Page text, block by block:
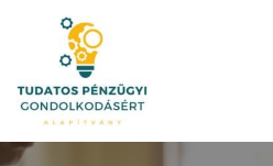
to
content